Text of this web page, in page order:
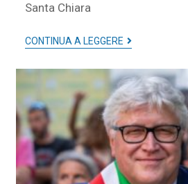
Santa Chiara
CONTINUA A LEGGERE